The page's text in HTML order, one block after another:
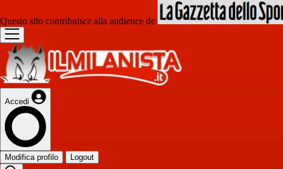
Questo sito contribuisce alla audience de
Accedi
Modifica profilo Logout